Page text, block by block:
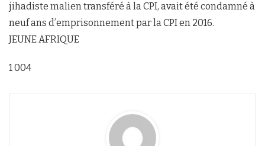
jihadiste malien transféré à la CPI, avait été condamné à
neuf ans d’emprisonnement par la CPI en 2016.
JEUNE AFRIQUE
1 004